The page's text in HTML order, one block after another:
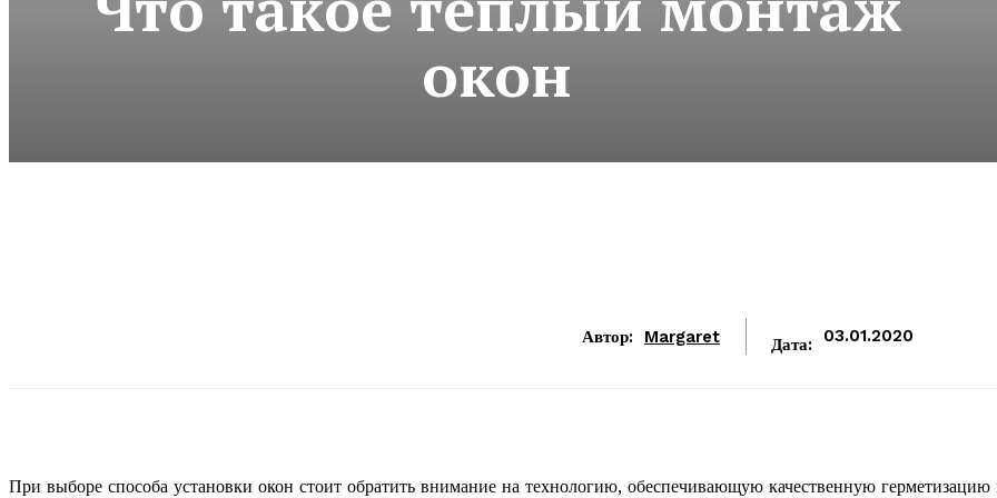
окон
Автор: Margaret Дата: 03.01.2020
При выборе способа установки окон стоит обратить внимание на технологию, обеспечивающую качественную герметизацию